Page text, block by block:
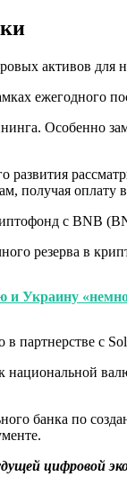
активов для
ежегодного
Особенно
получая оплату
с BNB
резерва в
Украину
партнерстве с
к национальной
банка по
цифровой